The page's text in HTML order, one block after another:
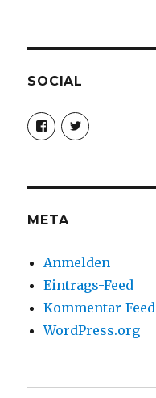
SOCIAL
Profil
von
christoph.fleischer1
anzeigen
Profil
von
anzeigen
META
Anmelden
Eintrags-Feed
Kommentar-Feed
WordPress.org